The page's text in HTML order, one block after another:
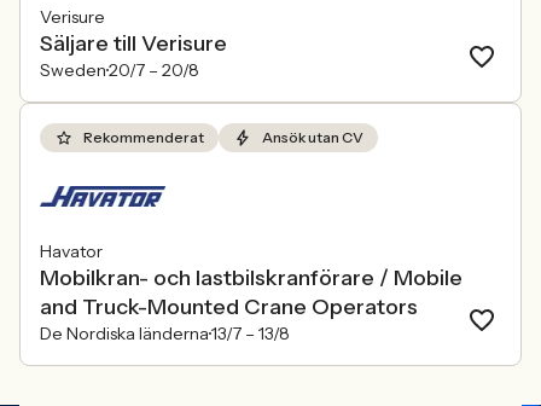
Verisure
Säljare till Verisure
Sweden20/7 – 20/8
Rekommenderat Ansök utan CV
Havator
Mobilkran- och lastbilskranförare / Mobile
and Truck-Mounted Crane Operators
De Nordiska länderna13/7 – 13/8